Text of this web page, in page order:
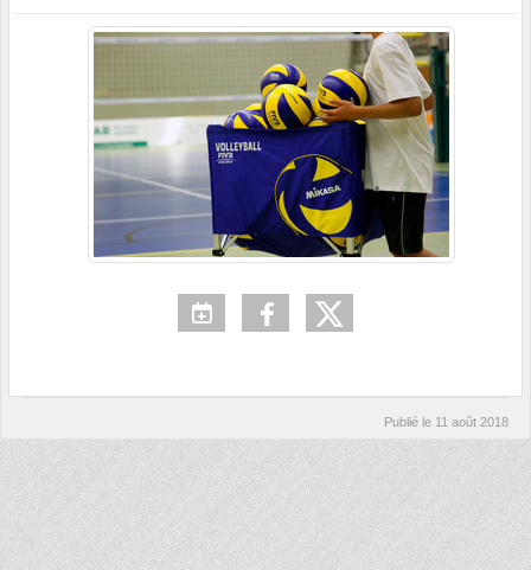
Publié le 11 août 2018